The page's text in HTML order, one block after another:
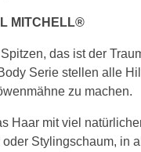
MITCHELL®
das ist der
Serie stellen alle
zu machen.
Haar mit viel
Stylingschaum, in